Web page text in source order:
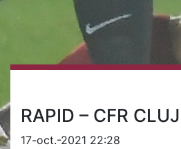
RAPID – CFR
17-oct.-2021 22:28